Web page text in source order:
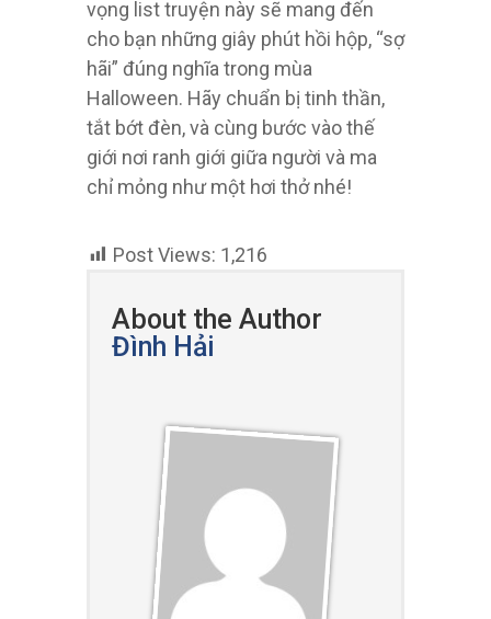
Halloween. Hãy chuẩn bị tinh thần,
tắt bớt đèn, và cùng bước vào thế
giới nơi ranh giới giữa người và ma
chỉ mỏng như một hơi thở nhé!
Post Views: 1,216
About the Author
Đình Hải